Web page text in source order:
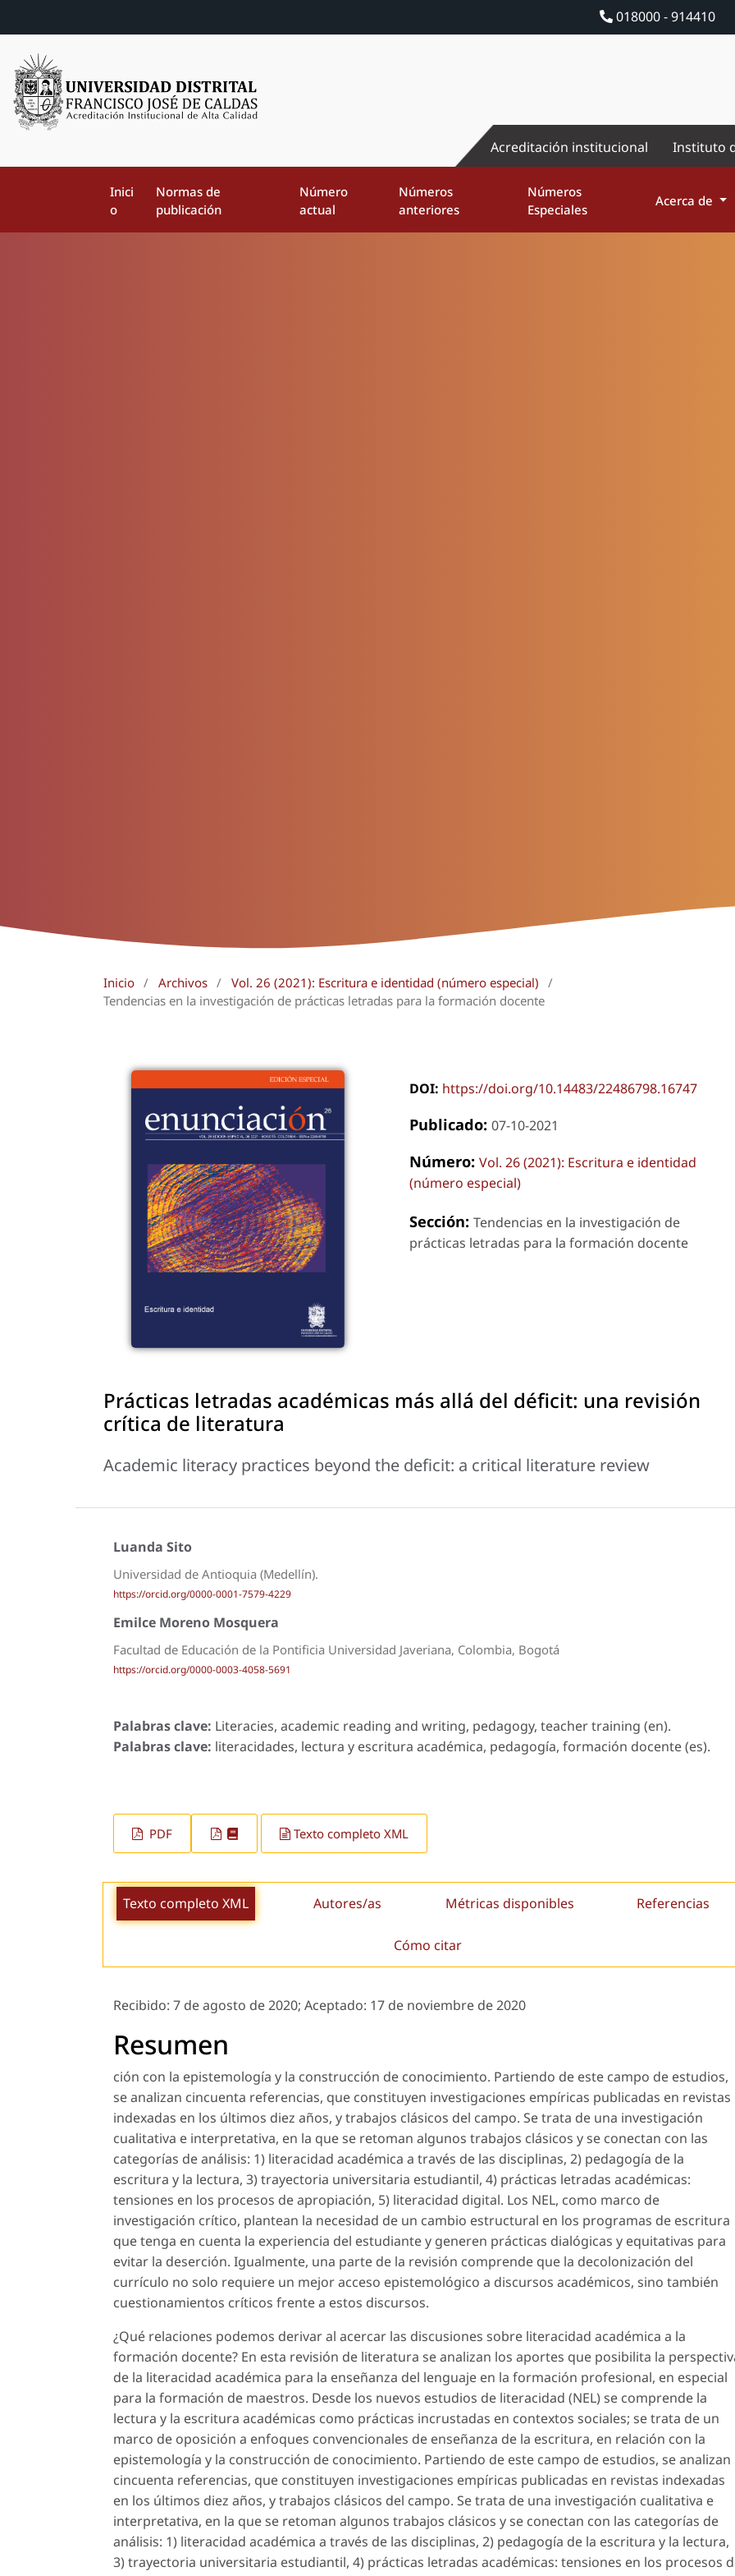
018000 - 914410
Acreditación institucional Instituto
Inici
o
Normas de
publicación
Número
actual
Números
anteriores
Números
Especiales
Acerca de
Inicio / Archivos / Vol. 26 (2021): Escritura e identidad (número especial)
/
Tendencias en la investigación de prácticas letradas para la formación docente
DOI: https://doi.org/10.14483/22486798.16747
Publicado: 07-10-2021
Número: Vol. 26 (2021): Escritura e identidad
(número especial)
Sección: Tendencias en la investigación de
prácticas letradas para la formación docente
Prácticas letradas académicas más allá del déficit: una revisión
crítica de literatura
Academic literacy practices beyond the deficit: a critical literature review
Luanda Sito
Universidad de Antioquia (Medellín).
https://orcid.org/0000-0001-7579-4229
Emilce Moreno Mosquera
Facultad de Educación de la Pontificia Universidad Javeriana, Colombia, Bogotá
https://orcid.org/0000-0003-4058-5691
Palabras clave: Literacies, academic reading and writing, pedagogy, teacher training (en).
Palabras clave: literacidades, lectura y escritura académica, pedagogía, formación docente (es).
PDF Texto completo XML
Texto completo XML Autores/as Métricas disponibles Referencias
Cómo citar
Recibido: 7 de agosto de 2020; Aceptado: 17 de noviembre de 2020
Resumen
ción con la epistemología y la construcción de conocimiento. Partiendo de este campo de estudios,
se analizan cincuenta referencias, que constituyen investigaciones empíricas publicadas en revistas
indexadas en los últimos diez años, y trabajos clásicos del campo. Se trata de una investigación
cualitativa e interpretativa, en la que se retoman algunos trabajos clásicos y se conectan con las
categorías de análisis: 1) literacidad académica a través de las disciplinas, 2) pedagogía de la
escritura y la lectura, 3) trayectoria universitaria estudiantil, 4) prácticas letradas académicas:
tensiones en los procesos de apropiación, 5) literacidad digital. Los NEL, como marco de
investigación crítico, plantean la necesidad de un cambio estructural en los programas de escritura
que tenga en cuenta la experiencia del estudiante y generen prácticas dialógicas y equitativas para
evitar la deserción. Igualmente, una parte de la revisión comprende que la decolonización del
currículo no solo requiere un mejor acceso epistemológico a discursos académicos, sino también
cuestionamientos críticos frente a estos discursos.
¿Qué relaciones podemos derivar al acercar las discusiones sobre literacidad académica a la
formación docente? En esta revisión de literatura se analizan los aportes que posibilita la
de la literacidad académica para la enseñanza del lenguaje en la formación profesional, en especial
para la formación de maestros. Desde los nuevos estudios de literacidad (NEL) se comprende la
lectura y la escritura académicas como prácticas incrustadas en contextos sociales; se trata de un
marco de oposición a enfoques convencionales de enseñanza de la escritura, en relación con la
epistemología y la construcción de conocimiento. Partiendo de este campo de estudios, se analizan
cincuenta referencias, que constituyen investigaciones empíricas publicadas en revistas indexadas
en los últimos diez años, y trabajos clásicos del campo. Se trata de una investigación cualitativa e
interpretativa, en la que se retoman algunos trabajos clásicos y se conectan con las categorías de
análisis: 1) literacidad académica a través de las disciplinas, 2) pedagogía de la escritura y la lectura,
3) trayectoria universitaria estudiantil, 4) prácticas letradas académicas: tensiones en los procesos